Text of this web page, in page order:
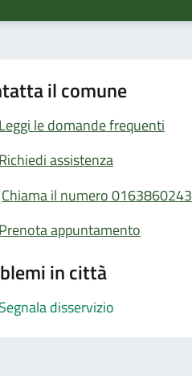
il comune
Leggi le domande frequenti
Richiedi assistenza
Chiama il numero 0163860243
Prenota appuntamento
in città
Segnala disservizio